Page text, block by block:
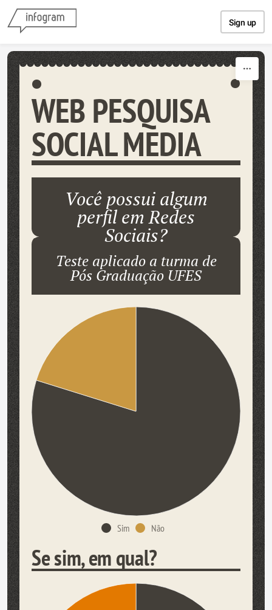
Sign up
WEB PESQUISA
SOCIAL MEDIA
Você possui algum
perfil em Redes
Sociais?
Teste aplicado a turma de
Pós Graduação UFES
Sim Não
Se sim, em qual?